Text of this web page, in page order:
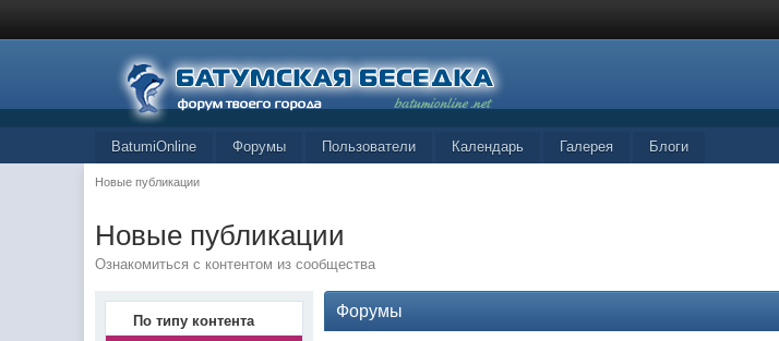
BatumiOnline Форумы Пользователи Календарь Галерея Блоги
Новые публикации
Новые публикации
Ознакомиться с контентом из сообщества
По типу контента
Форумы